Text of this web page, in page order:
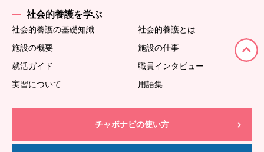
社会的養護を学ぶ
社会的養護の基礎知識
社会的養護とは
施設の概要
施設の仕事
就活ガイド
職員インタビュー
実習について
用語集
チャボナビの使い方